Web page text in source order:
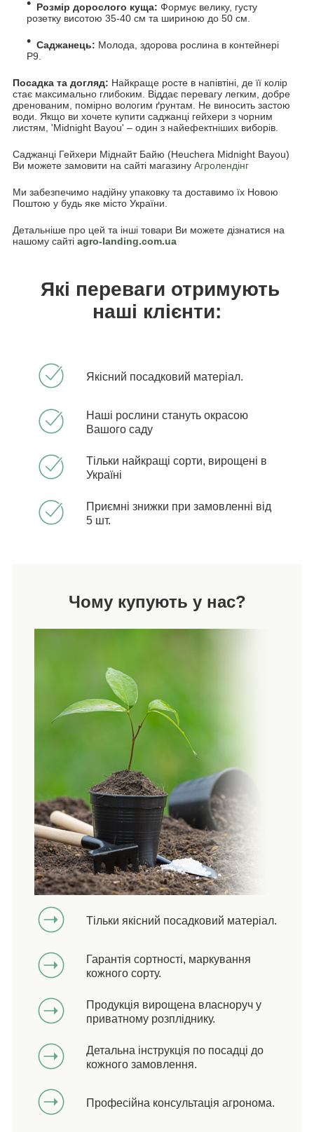
Розмір дорослого куща: Формує велику, густу
розетку висотою 35-40 см та шириною до 50 см.
Саджанець: Молода, здорова рослина в контейнері
Р9.
Посадка та догляд: Найкраще росте в напівтіні, де її колір
стає максимально глибоким. Віддає перевагу легким, добре
дренованим, помірно вологим ґрунтам. Не виносить застою
води. Якщо ви хочете купити саджанці гейхери з чорним
листям, 'Midnight Bayou' – один з найефектніших виборів.
Саджанці Гейхери Міднайт Байю (Heuchera Midnight Bayou)
Ви можете замовити на сайті магазину Агролендінг
Ми забезпечимо надійну упаковку та доставимо їх Новою
Поштою у будь яке місто України.
Детальніше про цей та інші товари Ви можете дізнатися на
нашому сайті agro-landing.com.ua
Які переваги отримують
наші клієнти:
Якісний посадковий матеріал.
Наші рослини стануть окрасою
Вашого саду
Тільки найкращі сорти, вирощені в
Україні
Приємні знижки при замовленні від
5 шт.
Чому купують у нас?
Тільки якісний посадковий матеріал.
Гарантія сортності, маркування
кожного сорту.
Продукція вирощена власноруч у
приватному розпліднику.
Детальна інструкція по посадці до
кожного замовлення.
Професійна консультація агронома.